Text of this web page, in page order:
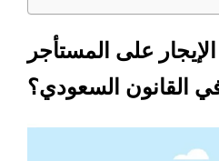
على المستأجر
القانون السعودي؟